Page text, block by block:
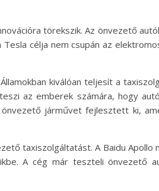
törekszik. Az önvezető
célja nem csupán az
kiválóan teljesít a
az emberek számára, hogy
járművet fejlesztett ki,
taxiszolgáltatást. A Baidu
A cég már teszteli önvezető